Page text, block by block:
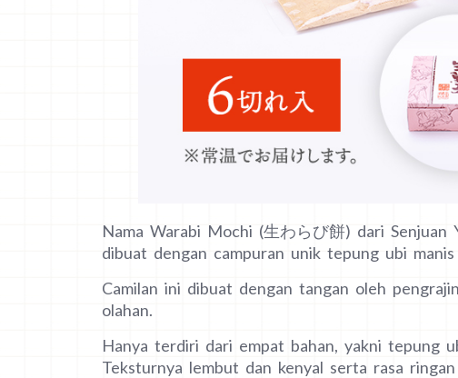
Nama Warabi Mochi (生わらび餅) dari Senjuan
dibuat dengan campuran unik tepung ubi
Camilan ini dibuat dengan tangan oleh
olahan.
Hanya terdiri dari empat bahan, yakni tepung
Teksturnya lembut dan kenyal serta rasa